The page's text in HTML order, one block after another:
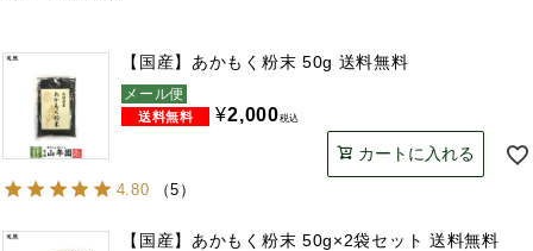
【国産】あかもく粉末 50g 送料無料
メール便
¥2,000税込
カートに入れる
4.80 （5 ）
【国産】あかもく粉末 50g×2袋セット 送料無料